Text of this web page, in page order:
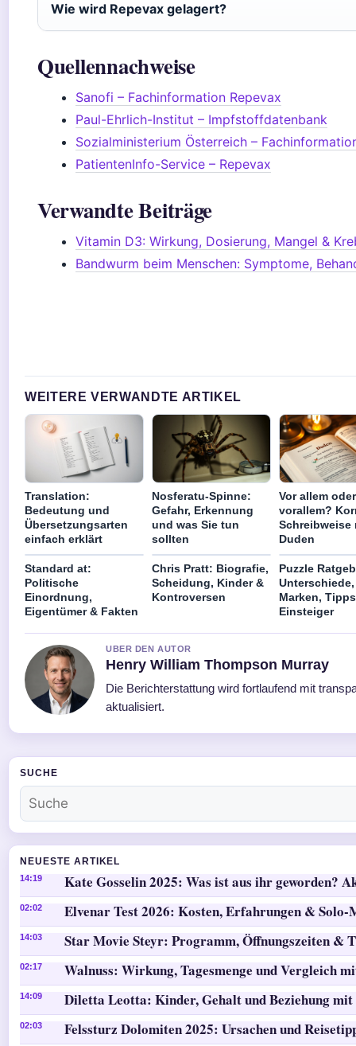
Wie wird Repevax gelagert?
Quellennachweise
Sanofi – Fachinformation Repevax
Paul-Ehrlich-Institut – Impfstoffdatenbank
Sozialministerium Österreich –
PatientenInfo-Service – Repevax
Verwandte Beiträge
Vitamin D3: Wirkung, Dosierung, Mangel &
Bandwurm beim Menschen: Symptome,
WEITERE VERWANDTE ARTIKEL
Translation:
Bedeutung und
Übersetzungsarten
einfach erklärt
Nosferatu-Spinne:
Gefahr, Erkennung
und was Sie tun
sollten
Vor allem oder
vorallem?
Schreibweise
Duden
Standard at:
Politische
Einordnung,
Eigentümer & Fakten
Chris Pratt: Biografie,
Scheidung, Kinder &
Kontroversen
Puzzle
Unterschiede,
Marken,
Einsteiger
UBER DEN AUTOR
Henry William Thompson Murray
Die Berichterstattung wird fortlaufend mit
aktualisiert.
SUCHE
NEUESTE ARTIKEL
14:19 Kate Gosselin 2025: Was ist aus ihr geworden?
02:02 Elvenar Test 2026: Kosten, Erfahrungen & Solo-
14:03 Star Movie Steyr: Programm, Öffnungszeiten &
02:17 Walnuss: Wirkung, Tagesmenge und Vergleich
14:09 Diletta Leotta: Kinder, Gehalt und Beziehung
02:03 Felssturz Dolomiten 2025: Ursachen und